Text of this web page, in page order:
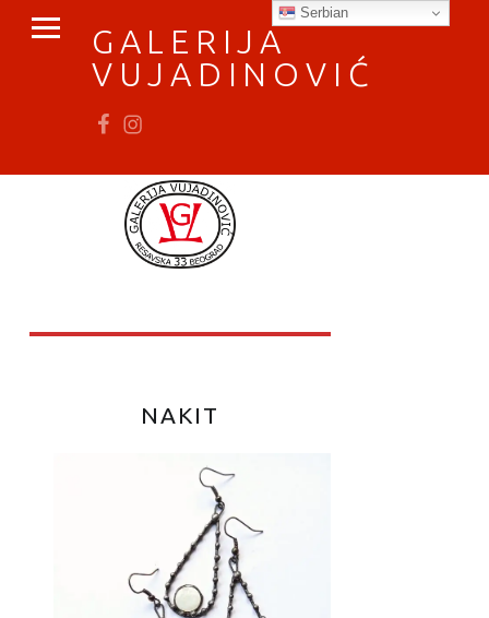
GALERIJA
VUJADINOVIĆ
NAKIT
Serbian